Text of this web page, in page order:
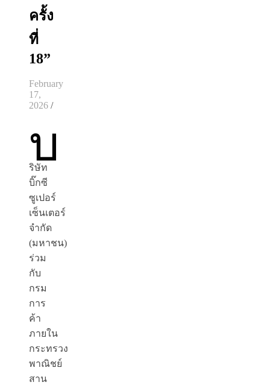
ครั้ง
ที่
18”
February
17,
2026 /
บ
ริษัท
บิ๊กซี
ซูเปอร์
เซ็นเตอร์
จำกัด
(มหาชน)
ร่วม
กับ
กรม
การ
ค้า
ภายใน
กระทรวง
พาณิชย์
สาน